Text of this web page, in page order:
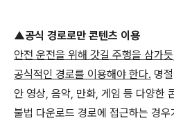
▲공식 경로로만 콘텐츠 이용
안전 운전을 위해 갓길 주행을 삼가듯
공식적인 경로를 이용해야 한다. 명
안 영상, 음악, 만화, 게임 등 다양한
불법 다운로드 경로에 접근하는 경우